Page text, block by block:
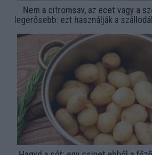
Nem a citromsav, az ecet vagy a
legerősebb: ezt használják a